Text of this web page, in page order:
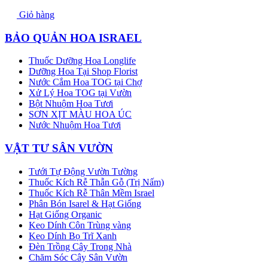
Giỏ hàng
BẢO QUẢN HOA ISRAEL
Thuốc Dưỡng Hoa Longlife
Dưỡng Hoa Tại Shop Florist
Nước Cắm Hoa TOG tại Chợ
Xử Lý Hoa TOG tại Vườn
Bột Nhuộm Hoa Tươi
SƠN XỊT MÀU HOA ÚC
Nước Nhuộm Hoa Tươi
VẬT TƯ SÂN VƯỜN
Tưới Tự Động Vườn Tường
Thuốc Kích Rễ Thẫn Gỗ (Trị Nấm)
Thuốc Kích Rễ Thân Mềm Israel
Phân Bón Isarel & Hạt Giống
Hạt Giống Organic
Keo Dính Côn Trùng vàng
Keo Dính Bọ Trĩ Xanh
Đèn Trồng Cây Trong Nhà
Chăm Sóc Cây Sân Vườn